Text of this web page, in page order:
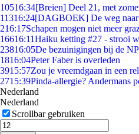
10516:34[Breien] Deel 21, met
11316:24[DAGBOEK] De weg naar
216:17Schapen mogen niet meer
16616:11Haiku ketting #27 - strooi
23816:05De bezuinigingen bij de
1816:04Peter Faber is overleden
3915:57Zou je vreemdgaan in een
2715:39Pinda-allergie? Andermans
Nederland
Nederland
Scrollbar gebruiken